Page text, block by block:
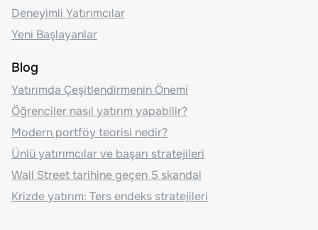
Deneyimli Yatırımcılar
Yeni Başlayanlar
Blog
Yatırımda Çeşitlendirmenin Önemi
Öğrenciler nasıl yatırım yapabilir?
Modern portföy teorisi nedir?
Ünlü yatırımcılar ve başarı stratejileri
Wall Street tarihine geçen 5 skandal
Krizde yatırım: Ters endeks stratejileri